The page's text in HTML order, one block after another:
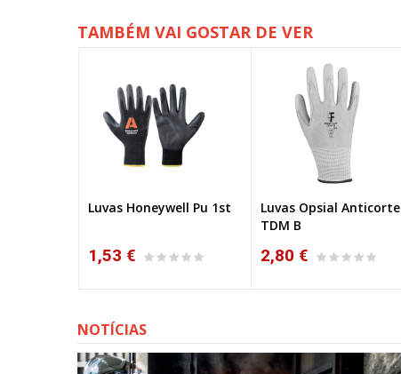
TAMBÉM VAI GOSTAR DE VER
Luvas Honeywell Pu 1st
1,53 €
Luvas Opsial Anticorte
TDM B
2,80 €
NOTÍCIAS